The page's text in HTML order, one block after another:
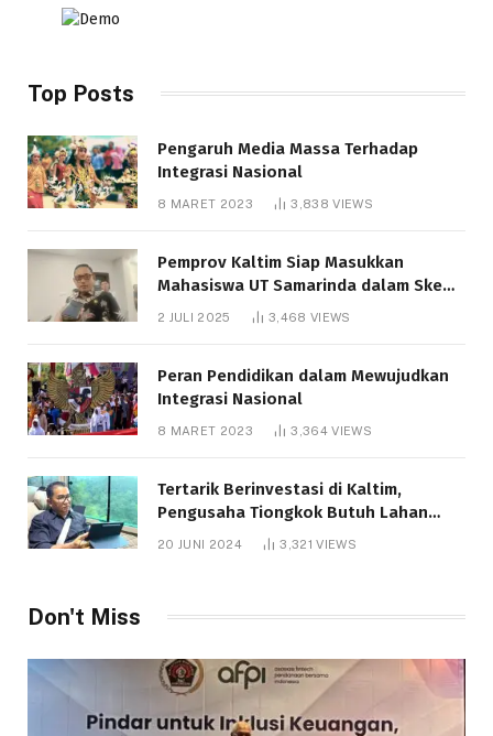
Top Posts
Pengaruh Media Massa Terhadap
Integrasi Nasional
8 MARET 2023 3,838VIEWS
Pemprov Kaltim Siap Masukkan
Mahasiswa UT Samarinda dalam Skema
Bantuan Pendidikan Gratispol
2 JULI 2025 3,468 VIEWS
Peran Pendidikan dalam Mewujudkan
Integrasi Nasional
8 MARET 2023 3,364VIEWS
Tertarik Berinvestasi di Kaltim,
Pengusaha Tiongkok Butuh Lahan
1.000 Hektare
20 JUNI 2024 3,321VIEWS
Don't Miss